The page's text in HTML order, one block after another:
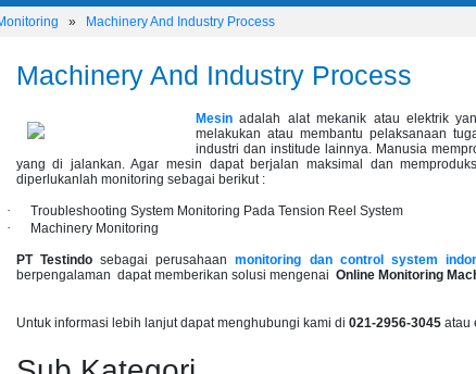
» Machinery And Industry Process
Machinery And Industry Process
Mesin adalah alat mekanik atau elektrik
melakukan atau membantu pelaksanaan
industri dan institude lainnya. Manusia
yang di jalankan. Agar mesin dapat berjalan maksimal dan
diperlukanlah monitoring sebagai berikut :
· Troubleshooting System Monitoring Pada Tension Reel System
· Machinery Monitoring
PT Testindosebagai perusahaanmonitoring dan control system
berpengalaman dapat memberikan solusi mengenai Online Monitoring
Untuk informasi lebih lanjut dapat menghubungi kami di 021-2956-3045atau